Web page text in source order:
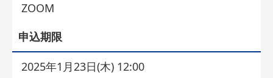
ZOOM
申込期限
2025年1月23日(木) 12:00